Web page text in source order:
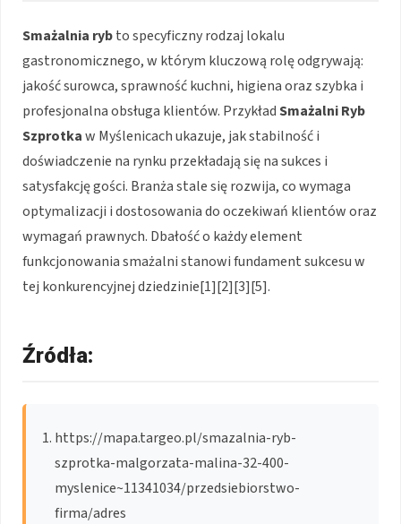
Smażalnia rybto specyficzny rodzaj lokalu
gastronomicznego, w którym kluczową rolę odgrywają:
jakość surowca, sprawność kuchni, higiena oraz szybka i
profesjonalna obsługa klientów. PrzykładSmażalni Ryb
Szprotkaw Myślenicach ukazuje, jak stabilność i
doświadczenie na rynku przekładają się na sukces i
satysfakcję gości. Branża stale się rozwija, co wymaga
optymalizacji i dostosowania do oczekiwań klientów oraz
wymagań prawnych. Dbałość o każdy element
funkcjonowania smażalni stanowi fundament sukcesu w
tej konkurencyjnej dziedzinie[1][2][3][5].
Źródła:
https://mapa.targeo.pl/smazalnia-ryb-
szprotka-malgorzata-malina-32-400-
myslenice~11341034/przedsiebiorstwo-
firma/adres